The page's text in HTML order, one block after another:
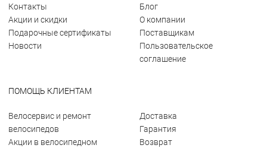
Контакты
Акции и скидки
Подарочные сертификаты
Новости
Блог
О компании
Поставщикам
Пользовательское
соглашение
ПОМОЩЬ КЛИЕНТАМ
Велосервис и ремонт
велосипедов
Акции в велосипедном
Доставка
Гарантия
Возврат